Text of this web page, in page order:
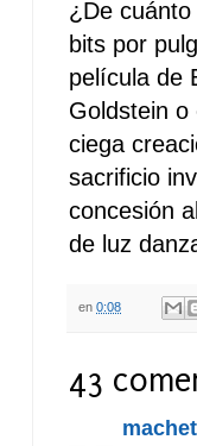
¿De cuánto
bits por
película de
Goldstein
ciega
sacrificio
concesión
de luz
en 0:08
43